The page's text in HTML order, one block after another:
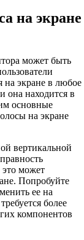
на экране
может быть
на экране в любое
она находится в
основные
на экране
вертикальной
это может
Попробуйте
ее на
более
компонентов